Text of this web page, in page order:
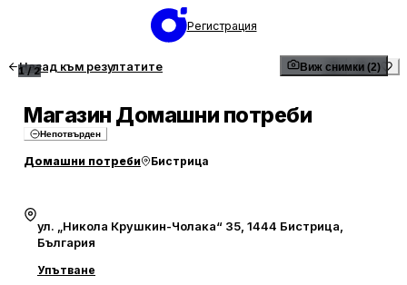
Регистрация
Назад към резултатите
1/2 Виж снимки (2)
Магазин Домашни потреби
Непотвърден
Домашни потреби Бистрица
ул. „Никола Крушкин-Чолака“ 35, 1444 Бистрица,
България
Упътване